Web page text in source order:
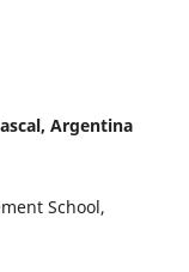
Argentina
School,